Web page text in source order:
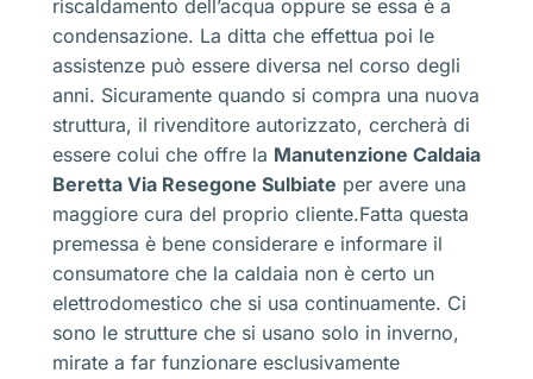
riscaldamento dell’acqua oppure se essa è a
condensazione. La ditta che effettua poi le
assistenze può essere diversa nel corso degli
anni. Sicuramente quando si compra una nuova
struttura, il rivenditore autorizzato, cercherà di
essere colui che offre la Manutenzione Caldaia
Beretta Via Resegone Sulbiate per avere una
maggiore cura del proprio cliente.Fatta questa
premessa è bene considerare e informare il
consumatore che la caldaia non è certo un
elettrodomestico che si usa continuamente. Ci
sono le strutture che si usano solo in inverno,
mirate a far funzionare esclusivamente